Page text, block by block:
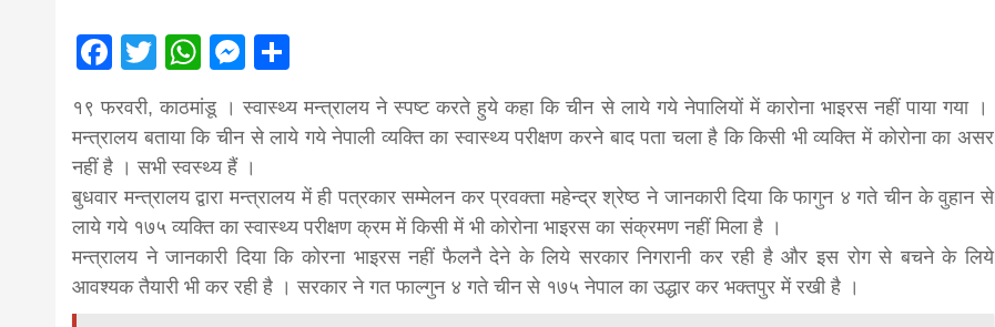
magazine of
Nepal brings
news in hindi
from
Facebook
TwitterWhatsApp
Messenger
१९ फरवरी, काठमांडू । स्वास्थ्य मन्त्रालय ने स्पष्ट करते हुये कहा कि चीन से लाये गये नेपालियों में कारोना भाइरस नहीं पाया गया ।
मन्त्रालय बताया कि चीन से लाये गये नेपाली व्यक्ति का स्वास्थ्य परीक्षण करने बाद पता चला है कि किसी भी व्यक्ति में कोरोना का असर
नहीं है । सभी स्वस्थ्य हैं ।
बुधवार मन्त्रालय द्वारा मन्त्रालय में ही पत्रकार सम्मेलन कर प्रवक्ता महेन्द्र श्रेष्ठ ने जानकारी दिया कि फागुन ४ गते चीन के वुहान से
लाये गये १७५ व्यक्ति का स्वास्थ्य परीक्षण क्रम में किसी में भी कोरोना भाइरस का संक्रमण नहीं मिला है ।
मन्त्रालय ने जानकारी दिया कि कोरना भाइरस नहीं फैलनै देने के लिये सरकार निगरानी कर रही है और इस रोग से बचने के लिये
आवश्यक तैयारी भी कर रही है । सरकार ने गत फाल्गुन ४ गते चीन से १७५ नेपाल का उद्धार कर भक्तपुर में रखी है ।
आज का पंचांग: आज दिनांक 4 अगस्त 2026 मंगलवार शुभसंवत् 2083